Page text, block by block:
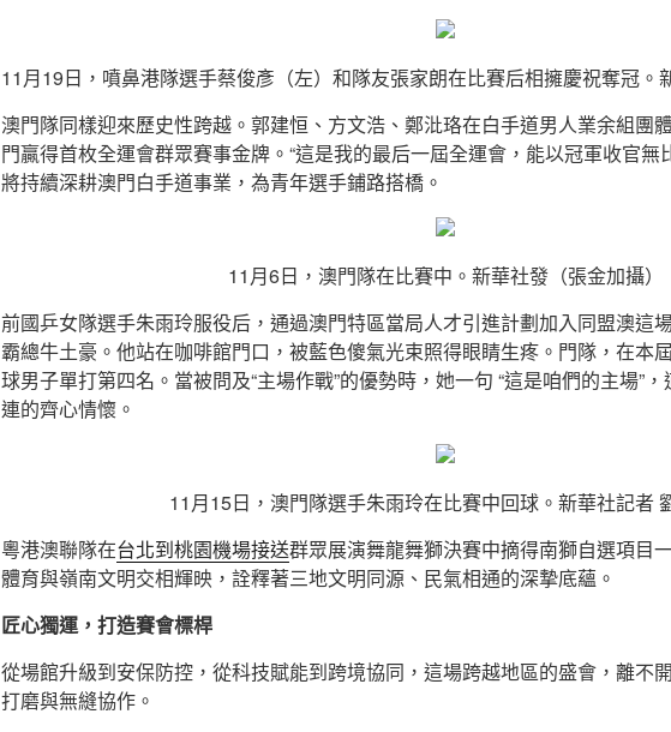
11月19日，噴鼻港隊選手蔡俊彥（左）和隊友張家朗在比賽后相擁慶祝奪冠。
澳門隊同樣迎來歷史性跨越。郭建恒、方文浩、鄭沘珞在白手道男人業余組團
門贏得首枚全運會群眾賽事金牌。“這是我的最后一屆全運會，能以冠軍收官無
將持續深耕澳門白手道事業，為青年選手鋪路搭橋。
11月6日，澳門隊在比賽中。新華社發（張金加攝）
前國乒女隊選手朱雨玲服役后，通過澳門特區當局人才引進計劃加入同盟澳這
霸總牛土豪。他站在咖啡館門口，被藍色傻氣光束照得眼睛生疼。門隊，在本
球男子單打第四名。當被問及“主場作戰”的優勢時，她一句 “這是咱們的主場”
連的齊心情懷。
11月15日，澳門隊選手朱雨玲在比賽中回球。新華社記者
粵港澳聯隊在台北到桃園機場接送群眾展演舞龍舞獅決賽中摘得南獅自選項目
體育與嶺南文明交相輝映，詮釋著三地文明同源、民氣相通的深摯底蘊。
匠心獨運，打造賽會標桿
從場館升級到安保防控，從科技賦能到跨境協同，這場跨越地區的盛會，離不
打磨與無縫協作。